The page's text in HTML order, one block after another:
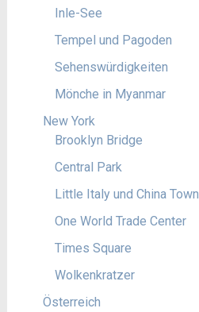
Inle-See
Tempel und Pagoden
Sehenswürdigkeiten
Mönche in Myanmar
New York
Brooklyn Bridge
Central Park
Little Italy und China Town
One World Trade Center
Times Square
Wolkenkratzer
Österreich